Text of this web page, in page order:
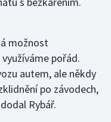
možnost
pořád.
autem, ale někdy
po závodech,
Rybář.